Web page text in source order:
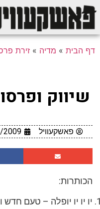
דף הבית » מדיה » זירת
שיווק
פאשקעוויל 2009
הכותרות:
יו יו יו יופלה – טעם חדש